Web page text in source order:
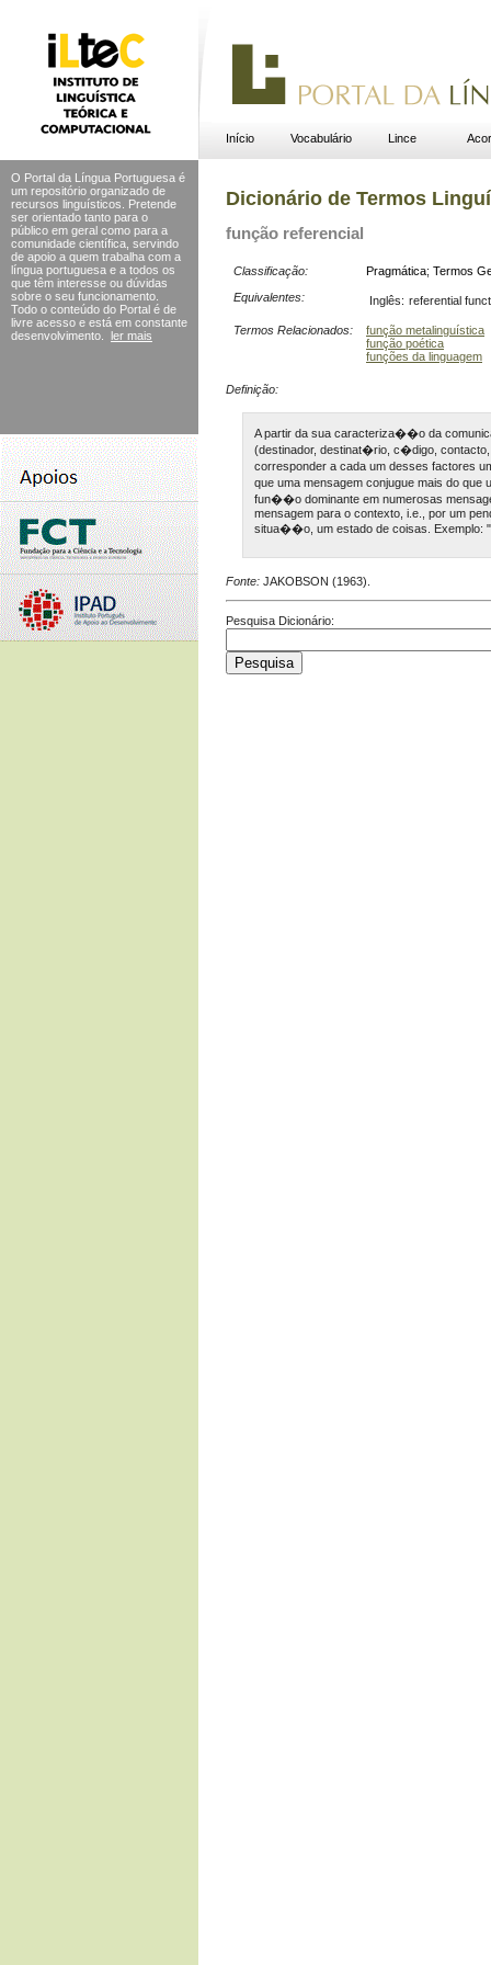
Início Vocabulário Lince
O Portal da Língua Portuguesa é
um repositório organizado de
recursos linguísticos. Pretende
ser orientado tanto para o
público em geral como para a
comunidade científica, servindo
de apoio a quem trabalha com a
língua portuguesa e a todos os
que têm interesse ou dúvidas
sobre o seu funcionamento.
Todo o conteúdo do Portal é de
livre acesso e está em constante
desenvolvimento.
ler mais
Dicionário de Termos
função referencial
Classificação: Pragmática; Termos
Equivalentes:
Inglês: referential
Termos Relacionados:
função metalinguística
função poética
funções da linguagem
Definição:
A partir da sua caracteriza��o da
(destinador, destinat�rio, c�digo,
corresponder a cada um desses factores
que uma mensagem conjugue mais do
fun��o dominante em numerosas
mensagem para o contexto, i.e., por um
situa��o, um estado de coisas. Exemplo:
Fonte: JAKOBSON (1963).
Pesquisa Dicionário: